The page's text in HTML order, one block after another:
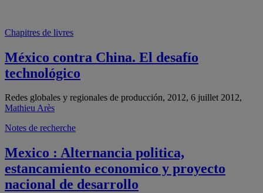
Chapitres de livres
México contra China. El desafío
technológico
Redes globales y regionales de producción, 2012, 6 juillet 2012,
Mathieu Arès
Notes de recherche
Mexico : Alternancia politica,
estancamiento economico y proyecto
nacional de desarrollo